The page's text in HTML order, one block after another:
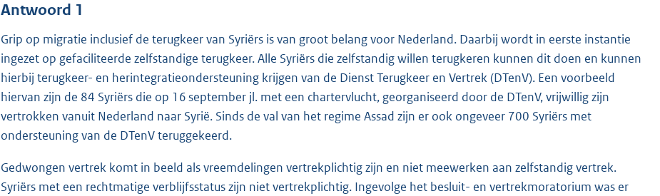
Antwoord 1
Grip op migratie inclusief de terugkeer van Syriërs is van groot belang voor Nederland. Daarbij wordt in eerste instantie
ingezet op gefaciliteerde zelfstandige terugkeer. Alle Syriërs die zelfstandig willen terugkeren kunnen dit doen en kunnen
hierbij terugkeer- en herintegratieondersteuning krijgen van de Dienst Terugkeer en Vertrek (DTenV). Een voorbeeld
hiervan zijn de 84 Syriërs die op 16 september jl. met een chartervlucht, georganiseerd door de DTenV, vrijwillig zijn
vertrokken vanuit Nederland naar Syrië. Sinds de val van het regime Assad zijn er ook ongeveer 700 Syriërs met
ondersteuning van de DTenV teruggekeerd.
Gedwongen vertrek komt in beeld als vreemdelingen vertrekplichtig zijn en niet meewerken aan zelfstandig vertrek.
Syriërs met een rechtmatige verblijfsstatus zijn niet vertrekplichtig. Ingevolge het besluit- en vertrekmoratorium was er